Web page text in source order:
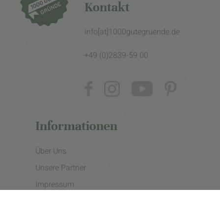
Kontakt
info[at]1000gutegruende.de
+49 (0)2839-59 00
Informationen
Über Uns
Unsere Partner
Impressum